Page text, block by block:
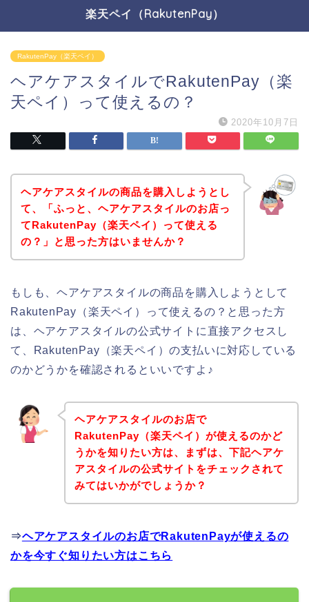
楽天ペイ（RakutenPay）
RakutenPay（楽天ペイ）
ヘアケアスタイルでRakutenPay（楽
天ペイ）って使えるの？
2020年10月7日
ヘアケアスタイルの商品を購入しようとし
て、「ふっと、ヘアケアスタイルのお店っ
てRakutenPay（楽天ペイ）って使える
の？」と思った方はいませんか？
もしも、ヘアケアスタイルの商品を購入しようとして
RakutenPay（楽天ペイ）って使えるの？と思った方
は、ヘアケアスタイルの公式サイトに直接アクセスし
て、RakutenPay（楽天ペイ）の支払いに対応している
のかどうかを確認されるといいですよ♪
ヘアケアスタイルのお店で
RakutenPay（楽天ペイ）が使えるのかど
うかを知りたい方は、まずは、下記ヘアケ
アスタイルの公式サイトをチェックされて
みてはいかがでしょうか？
⇒ヘアケアスタイルのお店でRakutenPayが使えるの
かを今すぐ知りたい方はこちら